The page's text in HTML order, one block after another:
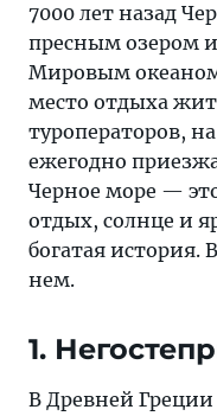
яркие
мгновения,
богатая
история.
Вот
9
нем
7000 лет назад
пресным озером
Мировым
место отдыха
туроператоров,
ежегодно
Черное море —
отдых, солнце и
богатая история.
нем.
1.
В Древней Греции